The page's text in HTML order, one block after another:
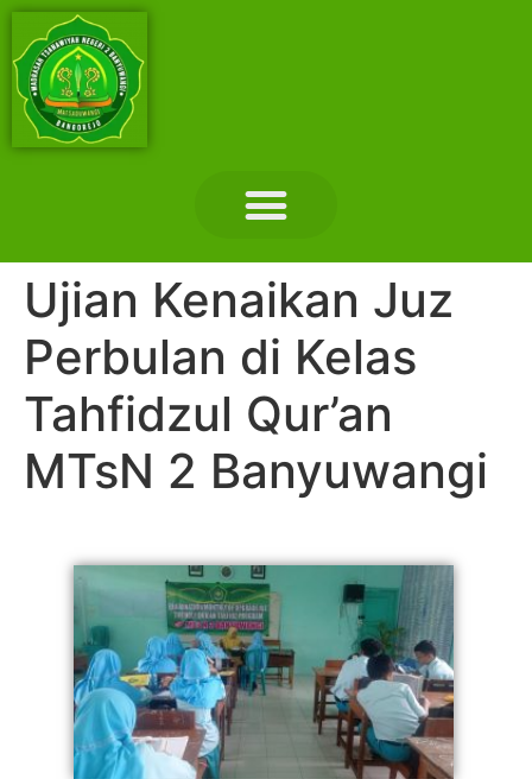
Ujian Kenaikan Juz
Perbulan di Kelas
Tahfidzul Qur’an
MTsN 2 Banyuwangi